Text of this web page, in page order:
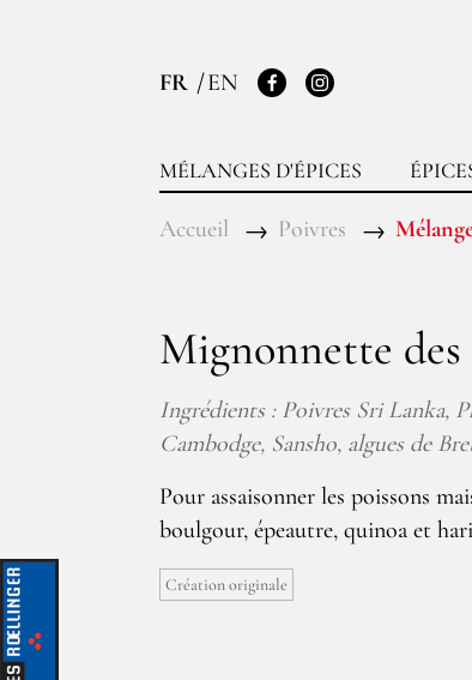
FR EN
FacebookInstagram
MÉLANGES D'ÉPICES
Accueil Poivres
Mignonnette des
Ingrédients : Poivres Sri Lanka,
Cambodge, Sansho, algues de
Pour assaisonner les poissons
boulgour, épeautre, quinoa et
Création originale